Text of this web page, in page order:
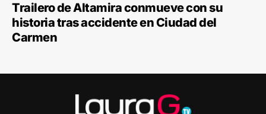
Trailero de Altamira conmueve con su
historia tras accidente en Ciudad del
Carmen